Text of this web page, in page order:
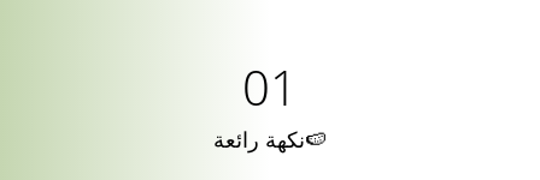
🍉نكهة رائعة